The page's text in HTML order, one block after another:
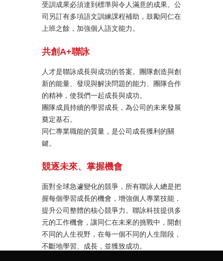
受訓成果必須達到標準與令人滿意的成果。公
司另訂有多項語文訓練課程補助，鼓勵同仁在
上班之餘，加強個人語文能力。
共創A+聯詠
人才是聯詠成長與成功的答案。團隊創造與創
新的能量、發現與解決問題的能力、團隊合作
的精神，使我們一起成長與成功。
團隊成員持續的學習成長，為公司的未來發展
奠定基石。
同仁專業職能的質量，是公司成長獲利的關
鍵。
競逐未來、掌握機會
面對全球急遽變化的競爭，所有聯詠人總是把
握每個學習成長的機會，增強個人專業技能，
提升公司整體的核心競爭力。聯詠科技提供多
元的工作機會，讓同仁在未來的挑戰中，開創
不同的人生視野，在每一個不同的人生階段，
不斷地學習、成長，並獲致成功。